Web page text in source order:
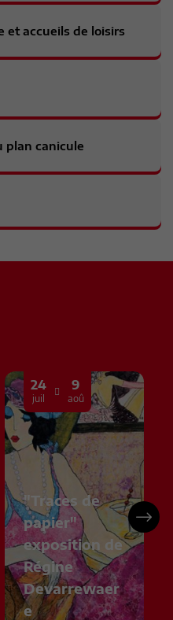
et accueils de loisirs
plan canicule
24
juil
9
aoû
"Traces de
papier"
exposition de
Régine
Devarrewaer
e